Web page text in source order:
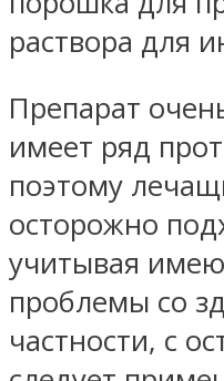
раствора для
Препарат
имеет ряд
поэтому
осторожно
учитывая
проблемы со
частности, с